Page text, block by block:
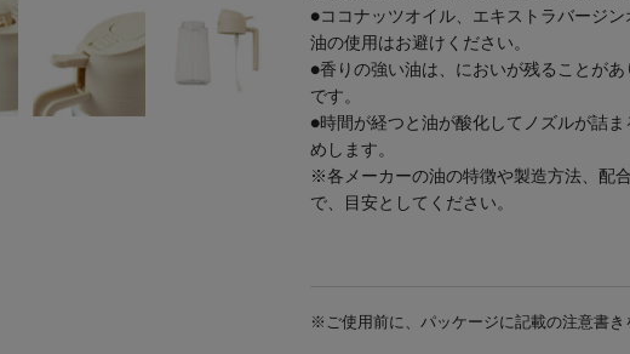
●ココナッツオイル、エキストラバージ
油の使用はお避けください。
●香りの強い油は、においが残ることが
です。
●時間が経つと油が酸化してノズルが詰
めします。
※各メーカーの油の特徴や製造方法、配
で、目安としてください。
※ご使用前に、パッケージに記載の注意書き